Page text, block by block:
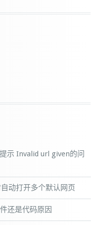
示 Invalid url given的问
动打开多个默认网页
还是代码原因